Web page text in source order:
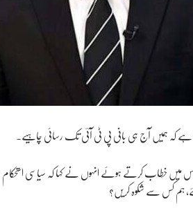
ہے کہ ہمیں آج ہی بانی پی ٹی آئی تک رسائی چاہیے۔
خطاب کرتے ہوئے انہوں نے کہا کہ سیاسی استحکام
ہم کس سے شکوہ کریں؟